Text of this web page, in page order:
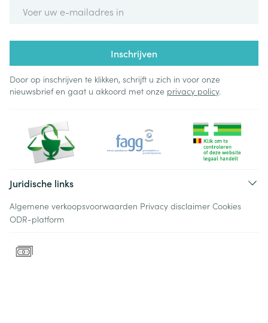
Inschrijven
Door op inschrijven te klikken, schrijft u zich in voor onze
nieuwsbrief en gaat u akkoord met onze privacy policy.
Juridische links
Algemene verkoopsvoorwaarden Privacy disclaimer Cookies
ODR-platform